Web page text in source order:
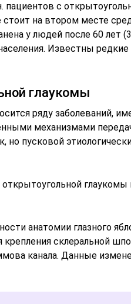
пациентов с
на втором месте
у людей после 60 лет
Известны редкие
глаукомы
ряду заболеваний,
механизмами
пусковой
глаукомы
анатомии глазного
крепления склеральной
канала. Данные